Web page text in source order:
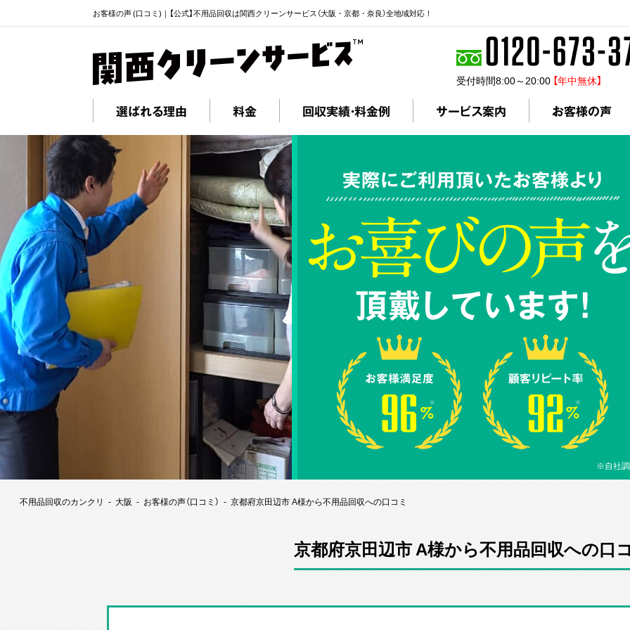
お客様の声 (口コミ)｜【公式】不用品回収は関西クリーンサービス（大阪・京都・奈良）全地域対応！
受付時間8:00～20:00 【年中無休】
選ばれる理由 料金 回収実績・料金例 サービス案内 お客様の声
実際にご利用頂いたお客様より
頂戴しています!
※自社
不用品回収のカンクリ 大阪 お客様の声（口コミ） 京都府京田辺市 A様から不用品回収への口コミ
京都府京田辺市 A様から不用品回収への口